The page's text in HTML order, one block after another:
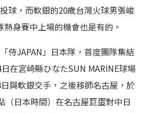
球，而軟銀的20歲台灣火球男張峻
熱身賽中上場的機會也是有的。
侍JAPAN」日本隊，首度團隊集結
在宮崎縣ひなたSUN MARINE球場
與軟銀交手，之後移師名古屋，於
（日本時間）在名古屋巨蛋對中日